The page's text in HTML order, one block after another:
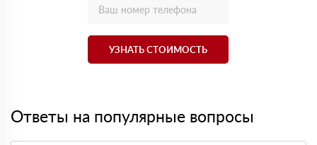
УЗНАТЬ СТОИМОСТЬ
Ответы на популярные вопросы